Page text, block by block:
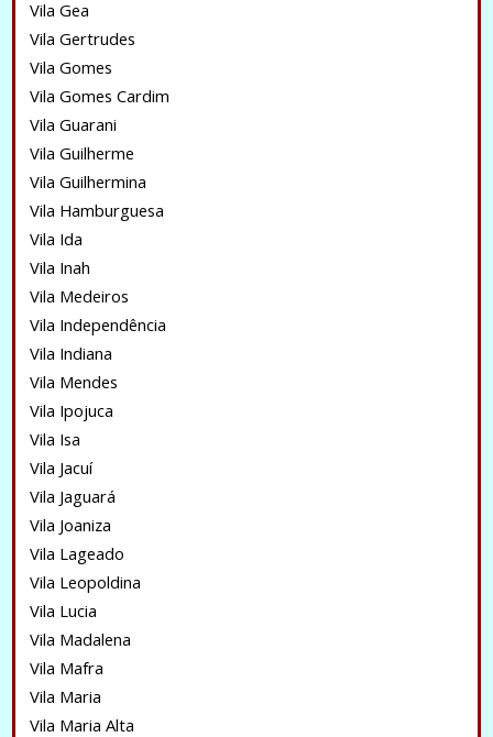
Vila Gea
Vila Gertrudes
Vila Gomes
Vila Gomes Cardim
Vila Guarani
Vila Guilherme
Vila Guilhermina
Vila Hamburguesa
Vila Ida
Vila Inah
Vila Medeiros
Vila Independência
Vila Indiana
Vila Mendes
Vila Ipojuca
Vila Isa
Vila Jacuí
Vila Jaguará
Vila Joaniza
Vila Lageado
Vila Leopoldina
Vila Lucia
Vila Madalena
Vila Mafra
Vila Maria
Vila Maria Alta